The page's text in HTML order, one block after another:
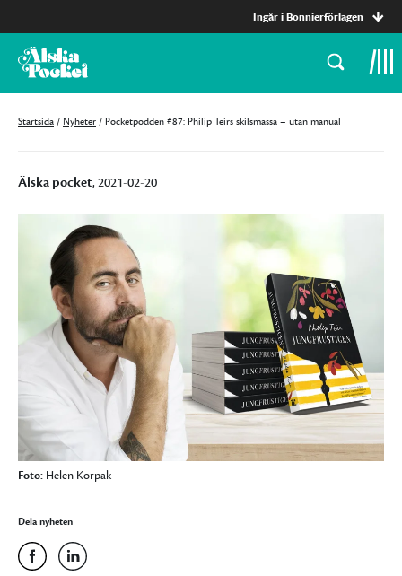
Ingår i Bonnierförlagen
Startsida / Nyheter / Pocketpodden #87: Philip Teirs skilsmässa – utan manual
Älska pocket, 2021-02-20
Foto: Helen Korpak
Dela nyheten